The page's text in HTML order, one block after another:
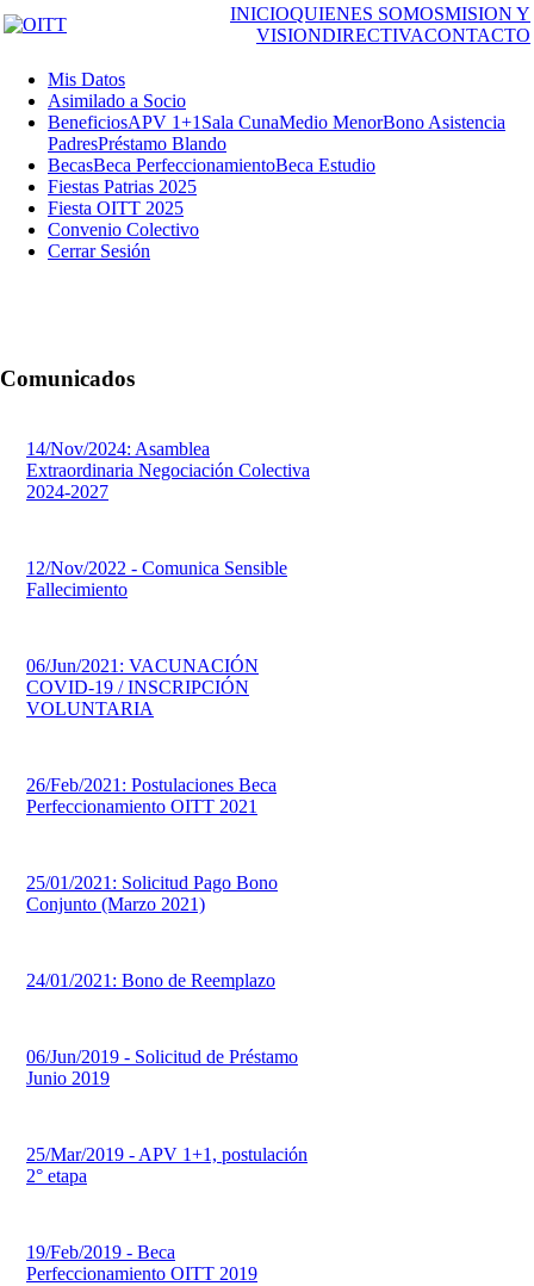
INICIOQUIENES SOMOSMISION Y
VISIONDIRECTIVACONTACTO
Mis Datos
Asimilado a Socio
BeneficiosAPV 1+1 Sala CunaMedio MenorBono Asistencia
PadresPréstamo Blando
BecasBeca PerfeccionamientoBeca Estudio
Fiestas Patrias 2025
Fiesta OITT 2025
Convenio Colectivo
Cerrar Sesión
Comunicados
14/Nov/2024: Asamblea
Extraordinaria Negociación Colectiva
2024-2027
12/Nov/2022 - Comunica Sensible
Fallecimiento
06/Jun/2021: VACUNACIÓN
COVID-19 / INSCRIPCIÓN
VOLUNTARIA
26/Feb/2021: Postulaciones Beca
Perfeccionamiento OITT 2021
25/01/2021: Solicitud Pago Bono
Conjunto (Marzo 2021)
24/01/2021: Bono de Reemplazo
06/Jun/2019 - Solicitud de Préstamo
Junio 2019
25/Mar/2019 - APV 1+1, postulación
2° etapa
19/Feb/2019 - Beca
Perfeccionamiento OITT 2019